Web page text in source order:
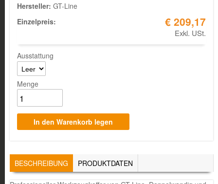
Hersteller: GT-Line
Einzelpreis:
€ 209,17
Exkl. USt.
Ausstattung
Menge
TABS
BESCHREIBUNG (AKTIVER
REITER)
PRODUKTDATEN